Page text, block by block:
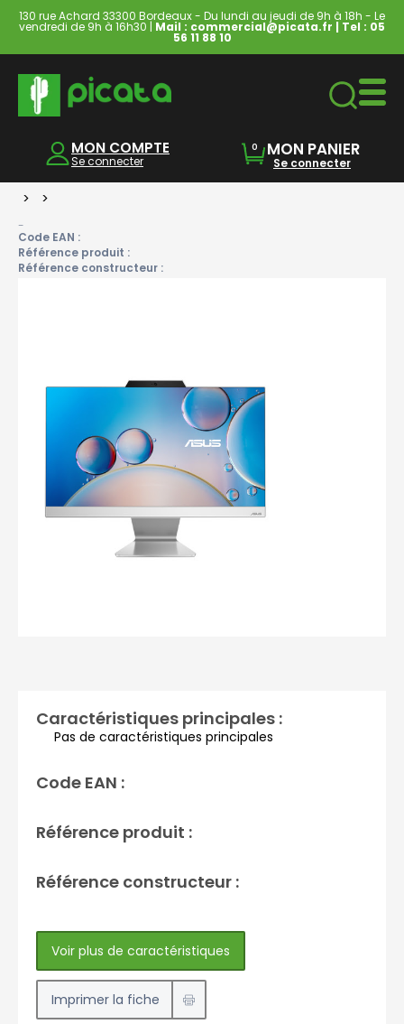
130 rue Achard 33300 Bordeaux - Du lundi au jeudi de 9h à 18h - Le
vendredi de 9h à 16h30 | Mail : commercial@picata.fr | Tel : 05
56 11 88 10
MON COMPTE
Se connecter
0 MON PANIER
Se connecter
> >
-
Code EAN :
Référence produit :
Référence constructeur :
Caractéristiques principales :
Pas de caractéristiques principales
Code EAN :
Référence produit :
Référence constructeur :
Voir plus de caractéristiques
Imprimer la fiche